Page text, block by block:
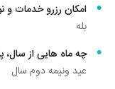
پاکسازی،
حرفه ای
💄حرفه ای ترین و به
👑جدیدترین شینیون های
امکان رزرو خدمات و
بله
چه ماه هایی از
عید ونیمه دوم سال